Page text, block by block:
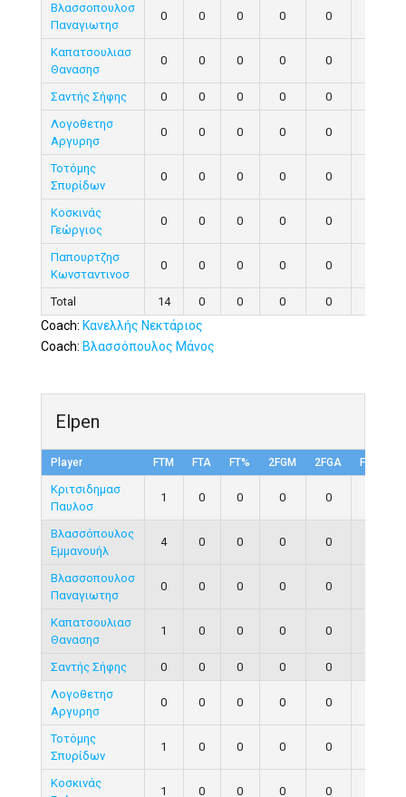
Βλασσοπουλοσ
Παναγιωτησ
0 0 0 0 0
Καπατσουλιασ
Θανασησ
0 0 0 0 0
Σαντής Σήφης 0 0 0 0 0
Λογοθετησ
Αργυρησ
0 0 0 0 0
Τοτόμης
Σπυρίδων
0 0 0 0 0
Κοσκινάς
Γεώργιος
0 0 0 0 0
Παπουρτζησ
Κωνσταντινοσ
0 0 0 0 0
Total 14 0 0 0 0
Coach: Κανελλής Νεκτάριος
Coach: Βλασσόπουλος Μάνος
Elpen
Player FTM FTA FT% 2FGM 2FGA FG%
Κριτσιδημασ
Παυλοσ
1 0 0 0 0
Βλασσόπουλος
Εμμανουήλ
4 0 0 0 0
Βλασσοπουλοσ
Παναγιωτησ
0 0 0 0 0
Καπατσουλιασ
Θανασησ
1 0 0 0 0
Σαντής Σήφης 0 0 0 0 0
Λογοθετησ
Αργυρησ
0 0 0 0 0
Τοτόμης
Σπυρίδων
1 0 0 0 0
Κοσκινάς
1 0 0 0 0